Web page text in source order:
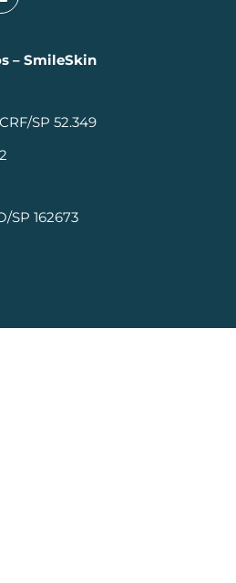
– SmileSkin
SP 52.349
SP 162673